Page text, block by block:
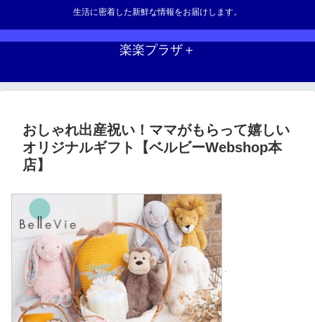
生活に密着した新鮮な情報をお届けします。
楽楽プラザ＋
おしゃれ出産祝い！ママがもらって嬉しい
オリジナルギフト【ベルビーWebshop本
店】